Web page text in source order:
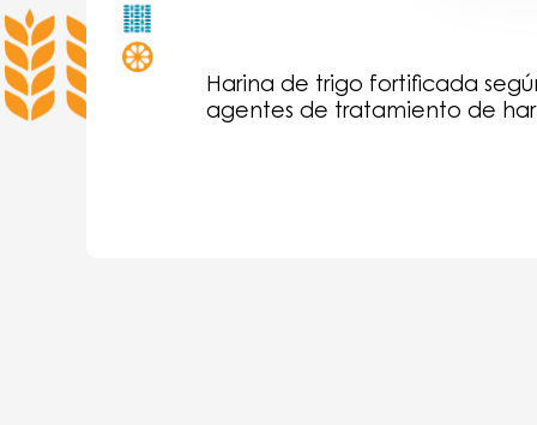
Harina de trigo fortificada
agentes de tratamiento de